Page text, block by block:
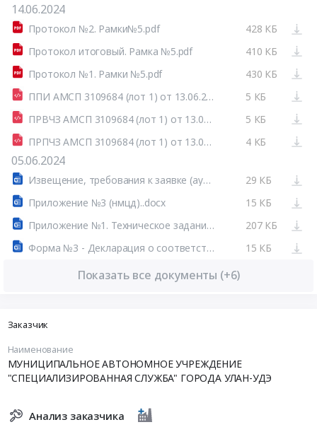
14.06.2024
Протокол №2. Рамки№5.pdf
428 КБ
Протокол итоговый. Рамка №5.pdf
410 КБ
Протокол №1. Рамки №5.pdf
430 КБ
ППИ АМСП 3109684 (лот 1) от 13.06.2024.html
5 КБ
ПРВЧЗ АМСП 3109684 (лот 1) от 13.06.2024.html
5 КБ
ПРПЧЗ АМСП 3109684 (лот 1) от 13.06.2024.html
4 КБ
05.06.2024
Извещение, требования к заявке (аукцион МСП).docx
29 КБ
Приложение №3 (нмцд)..docx
15 КБ
Приложение №1. Техническое задание.doc
207 КБ
Форма №3 - Декларация о соответствии участника.docx
15 КБ
Показать все документы (+6)
Заказчик
Наименование
МУНИЦИПАЛЬНОЕ АВТОНОМНОЕ УЧРЕЖДЕНИЕ
"СПЕЦИАЛИЗИРОВАННАЯ СЛУЖБА" ГОРОДА УЛАН-УДЭ
Анализ заказчика